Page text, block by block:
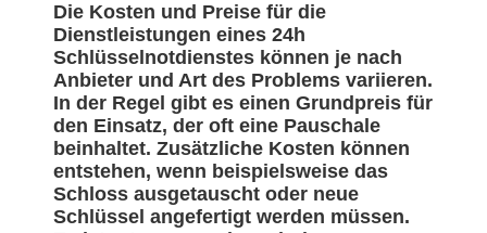
Die Kosten und Preise für die
Dienstleistungen eines 24h
Schlüsselnotdienstes können je nach
Anbieter und Art des Problems variieren.
In der Regel gibt es einen Grundpreis für
den Einsatz, der oft eine Pauschale
beinhaltet. Zusätzliche Kosten können
entstehen, wenn beispielsweise das
Schloss ausgetauscht oder neue
Schlüssel angefertigt werden müssen.